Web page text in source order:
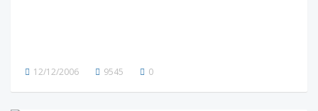
12/12/2006 9545 0